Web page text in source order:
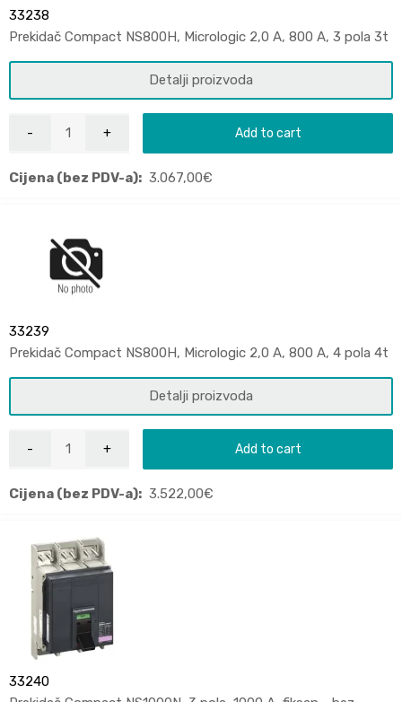
33238
Prekidač Compact NS800H, Micrologic 2,0 A, 800 A, 3 pola 3t
Detalji proizvoda
Add to cart
Cijena (bez PDV-a): 3.067,00€
33239
Prekidač Compact NS800H, Micrologic 2,0 A, 800 A, 4 pola 4t
Detalji proizvoda
Add to cart
Cijena (bez PDV-a): 3.522,00€
33240